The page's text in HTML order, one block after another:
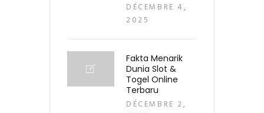
DÉCEMBRE 4,
2025
Fakta Menarik
Dunia Slot &
Togel Online
Terbaru
DÉCEMBRE 2,